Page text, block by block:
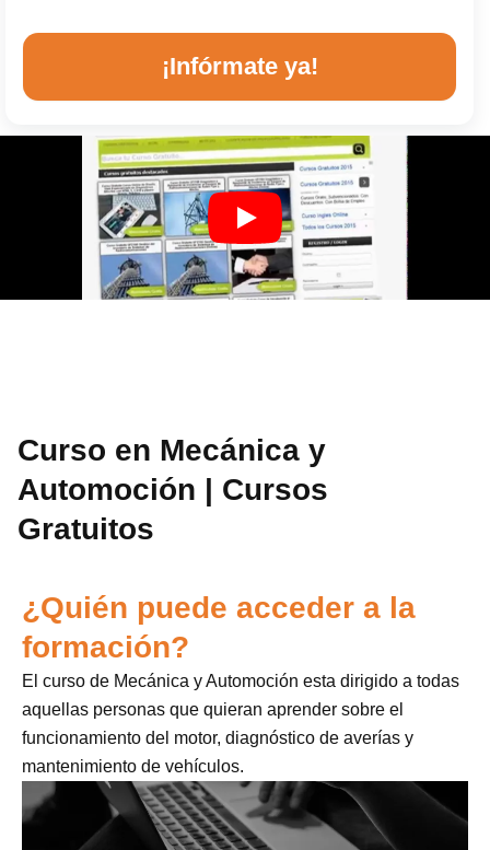
¡Infórmate ya!
Curso en Mecánica y
Automoción | Cursos
Gratuitos
¿Quién puede acceder a la
formación?
El curso de Mecánica y Automoción esta dirigido a todas
aquellas personas que quieran aprender sobre el
funcionamiento del motor, diagnóstico de averías y
mantenimiento de vehículos.